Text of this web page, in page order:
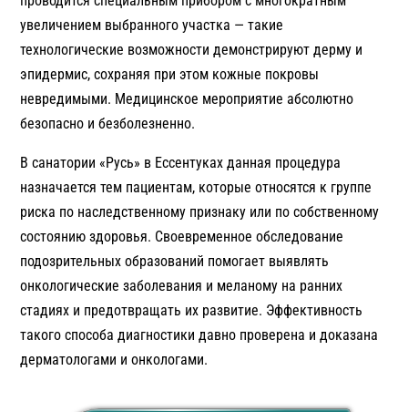
увеличением выбранного участка — такие
технологические возможности демонстрируют дерму и
эпидермис, сохраняя при этом кожные покровы
невредимыми. Медицинское мероприятие абсолютно
безопасно и безболезненно.
В санатории «Русь» в Ессентуках данная процедура
назначается тем пациентам, которые относятся к группе
риска по наследственному признаку или по собственному
состоянию здоровья. Своевременное обследование
подозрительных образований помогает выявлять
онкологические заболевания и меланому на ранних
стадиях и предотвращать их развитие. Эффективность
такого способа диагностики давно проверена и доказана
дерматологами и онкологами.